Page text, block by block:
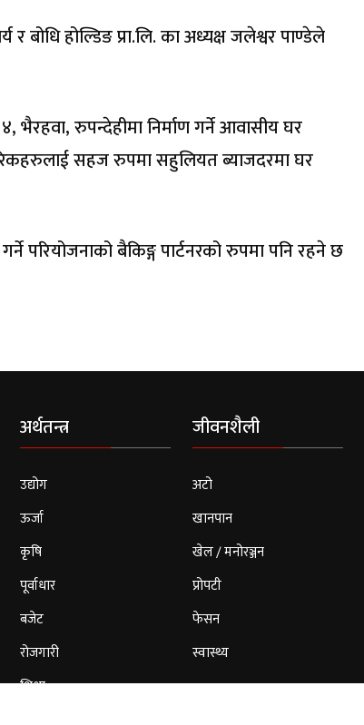
बोधि होल्डिङ प्रा.लि. का अध्यक्ष जलेश्वर पाण्डेले
रुपन्देहीमा निर्माण गर्ने आवासीय घर
सहज रुपमा सहुलियत ब्याजदरमा घर
परियोजनाको बैकिङ्ग पार्टनरको रुपमा पनि रहने छ
अर्थतन्त्र
उद्योग
ऊर्जा
कृषि
पूर्वाधार
बजेट
रोजगारी
शिक्षा
जीवनशैली
अटो
खानपान
खेल / मनोरञ्जन
प्रोपटी
फेसन
स्वास्थ्य